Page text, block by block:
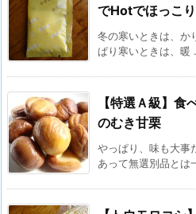
でHotでほっこり
冬の寒いときは、
ぱり寒いときは、暖
【特選Ａ級】食
のむき甘栗
やっぱり、味も大事
あって無選別品とは